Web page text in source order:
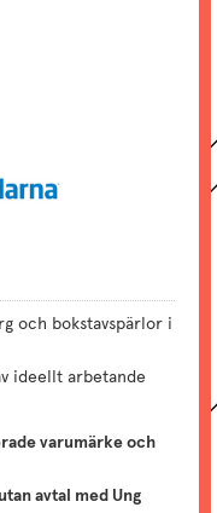
och bokstavspärlor i
ideellt arbetande
varumärke och
avtal med Ung